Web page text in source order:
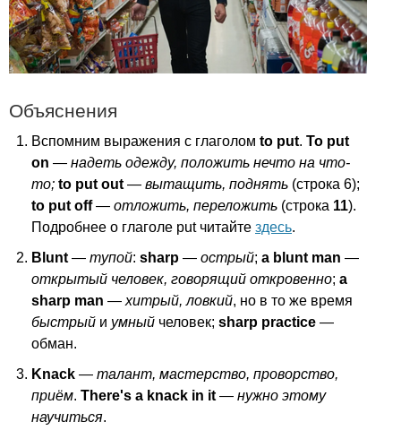
Объяснения
Вспомним выражения с глаголом to put. То put
on — надеть одежду, положить нечто на что-
то; to put out — вытащить, поднять (строка 6);
to put off— отложить, переложить (строка 11).
Подробнее о глаголе putчитайте здесь.
Blunt — тупой: sharp — острый; a blunt man —
открытый человек, говорящий откровенно; a
sharp man — хитрый, ловкий, но в то же время
быстрый и умный человек; sharp practice —
обман.
Knack — талант, мастерство, проворство,
приём. There's a knack in it — нужно этому
научиться.